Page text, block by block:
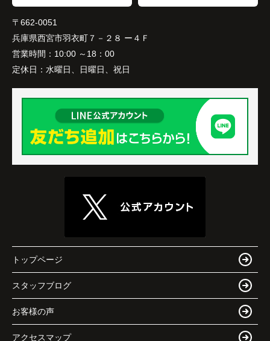
〒662-0051
兵庫県西宮市羽衣町７－２８ ー４Ｆ
営業時間： 10:00 ～18：00
定休日： 水曜日、日曜日、祝日
トップページ
スタッフブログ
お客様の声
アクセスマップ